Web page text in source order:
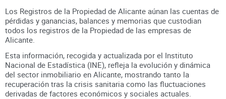
Los Registros de la Propiedad de Alicante aúnan las cuentas de
pérdidas y ganancias, balances y memorias que custodian
todos los registros de la Propiedad de las empresas de
Alicante
Esta información, recogida y actualizada por el Instituto
Nacional de Estadística (INE), refleja la evolución y dinámica
del sector inmobiliario en Alicante, mostrando tanto la
recuperación tras la crisis sanitaria como las fluctuaciones
derivadas de factores económicos y sociales actuales.